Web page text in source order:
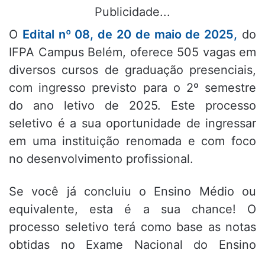
Publicidade...
O Edital nº 08, de 20 de maio de 2025, do
IFPA Campus Belém, oferece 505 vagas em
diversos cursos de graduação presenciais,
com ingresso previsto para o 2º semestre
do ano letivo de 2025. Este processo
seletivo é a sua oportunidade de ingressar
em uma instituição renomada e com foco
no desenvolvimento profissional.
Se você já concluiu o Ensino Médio ou
equivalente, esta é a sua chance! O
processo seletivo terá como base as notas
obtidas no Exame Nacional do Ensino